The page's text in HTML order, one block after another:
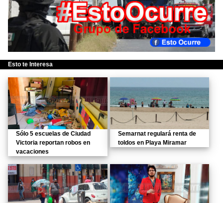
Esto te Interesa
Sólo 5 escuelas de Ciudad
Victoria reportan robos en
vacaciones
Semarnat regulará renta de
toldos en Playa Miramar